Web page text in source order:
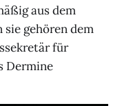
aus dem
gehören dem
für
Dermine